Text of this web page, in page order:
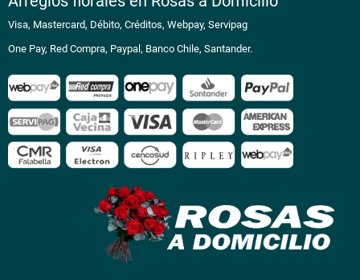
Visa, Mastercard, Débito, Créditos, Webpay, Servipag
One Pay, Red Compra, Paypal, Banco Chile, Santander.